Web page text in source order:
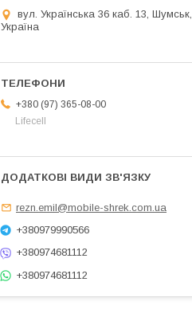
вул. Українська 36 каб. 13, Шумськ,
Україна
+380 (97) 365-08-00
Lifecell
rezn.emil@mobile-shrek.com.ua
+380979990566
+380974681112
+380974681112